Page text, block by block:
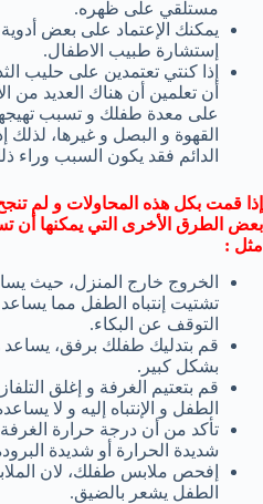
مستلقي على ظهره.
يمكنك الإعتماد على بعض
إستشارة طبيب الاطفال.
إذا كنتي تعتمدين على حليب
أن تعلمين أن هناك العديد من
على معدة طفلك و تسبب
القهوة و البصل و غيرها،
الدائم فقد يكون السبب وراء
إذا قمت بكل هذه المحاولات و لم
بعض الطرق الأخرى التي يمكنها أن
مثل :
الخروج خارج المنزل، حيث
تشتيت إنتباه الطفل مما
التوقف عن البكاء.
قم بتدليك طفلك برفق، يساعد
بشكل كبير.
قم بتعتيم الغرفة و إغلق
الطفل و الإنتباه إليه و لا
تأكد من أن درجة حرارة
شديدة الحرارة أو شديدة
إفحص ملابس طفلك، لان
الطفل يشعر بالضيق.